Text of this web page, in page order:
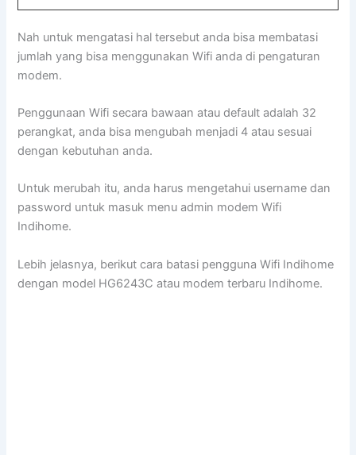
Nah untuk mengatasi hal tersebut anda bisa membatasi
jumlah yang bisa menggunakan Wifi anda di pengaturan
modem.
Penggunaan Wifi secara bawaan atau default adalah 32
perangkat, anda bisa mengubah menjadi 4 atau sesuai
dengan kebutuhan anda.
Untuk merubah itu, anda harus mengetahui username dan
password untuk masuk menu admin modem Wifi
Indihome.
Lebih jelasnya, berikut cara batasi pengguna Wifi Indihome
dengan model HG6243C atau modem terbaru Indihome.